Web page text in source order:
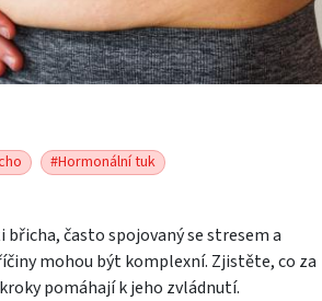
#Hormonální tuk
často spojovaný se stresem a
mohou být komplexní. Zjistěte, co za
pomáhají k jeho zvládnutí.